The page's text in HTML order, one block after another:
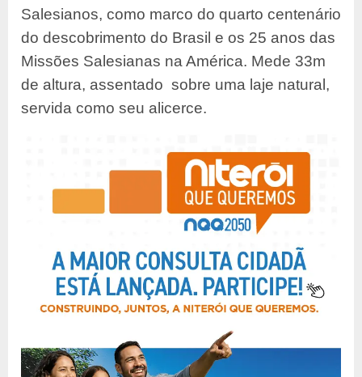
Salesianos, como marco do quarto centenário
do descobrimento do Brasil e os 25 anos das
Missões Salesianas na América. Mede 33m
de altura, assentado sobre uma laje natural,
servida como seu alicerce.